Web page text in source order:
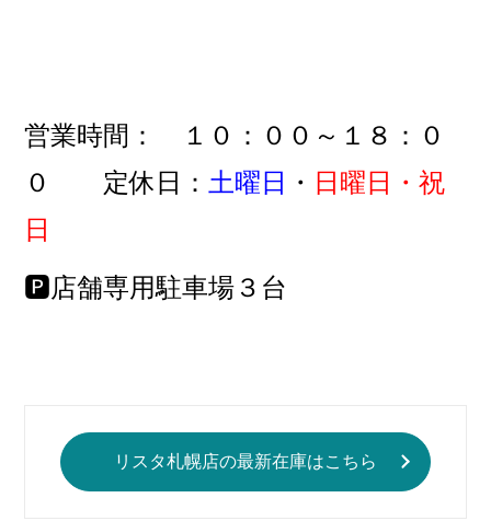
営業時間： １０：００～１８：０
０ 定休日： 土曜日 ・ 日曜日・祝
日
🅿店舗専用駐車場３台
リスタ札幌店の最新在庫はこちら